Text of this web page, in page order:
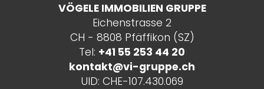
VÖGELE IMMOBILIEN GRUPPE
Eichenstrasse 2
CH - 8808 Pfäffikon (SZ)
Tel: +41 55 253 44 20
kontakt@vi-gruppe.ch
UID: CHE-107.430.069